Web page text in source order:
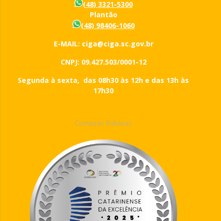
(48) 3321-5300
Plantão
(48) 98406-1060
E-MAIL: ciga@ciga.sc.gov.br
CNPJ: 09.427.503/0001-12
Segunda à sexta, das 08h30 às 12h e das 13h às
17h30
Compras Públicas